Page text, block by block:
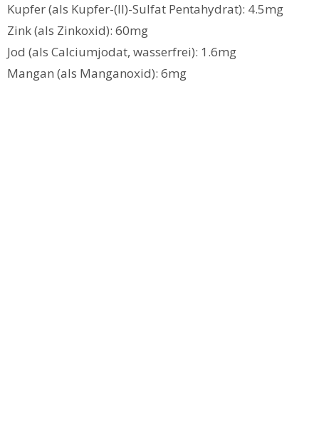
Kupfer (als Kupfer-(II)-Sulfat Pentahydrat): 4.5mg
Zink (als Zinkoxid): 60mg
Jod (als Calciumjodat, wasserfrei): 1.6mg
Mangan (als Manganoxid): 6mg